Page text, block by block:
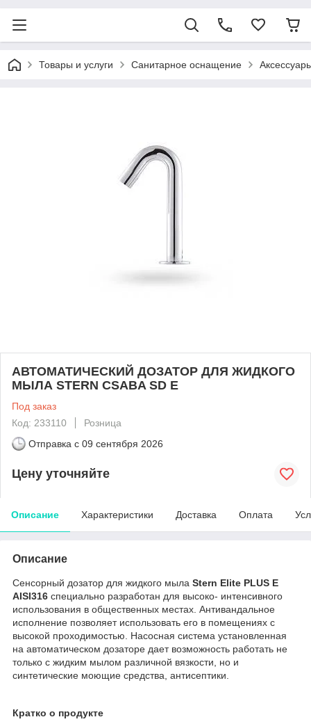
Товары и услуги Санитарное оснащение
АВТОМАТИЧЕСКИЙ ДОЗАТОР ДЛЯ ЖИДКОГО
МЫЛА STERN CSABA SD E
Под заказ
Код: 233110
Розница
Отправка с 09 сентября 2026
Цену уточняйте
Описание Характеристики Доставка Оплата
Описание
Сенсорный дозатор для жидкого мыла Stern Elite PLUS E
AISI316 специально разработан для высоко- интенсивного
использования в общественных местах. Антивандальное
исполнение позволяет использовать его в помещениях с
высокой проходимостью. Насосная система установленная
на автоматическом дозаторе дает возможность работать не
только с жидким мылом различной вязкости, но и
синтетические моющие средства, антисептики.
Кратко о продукте